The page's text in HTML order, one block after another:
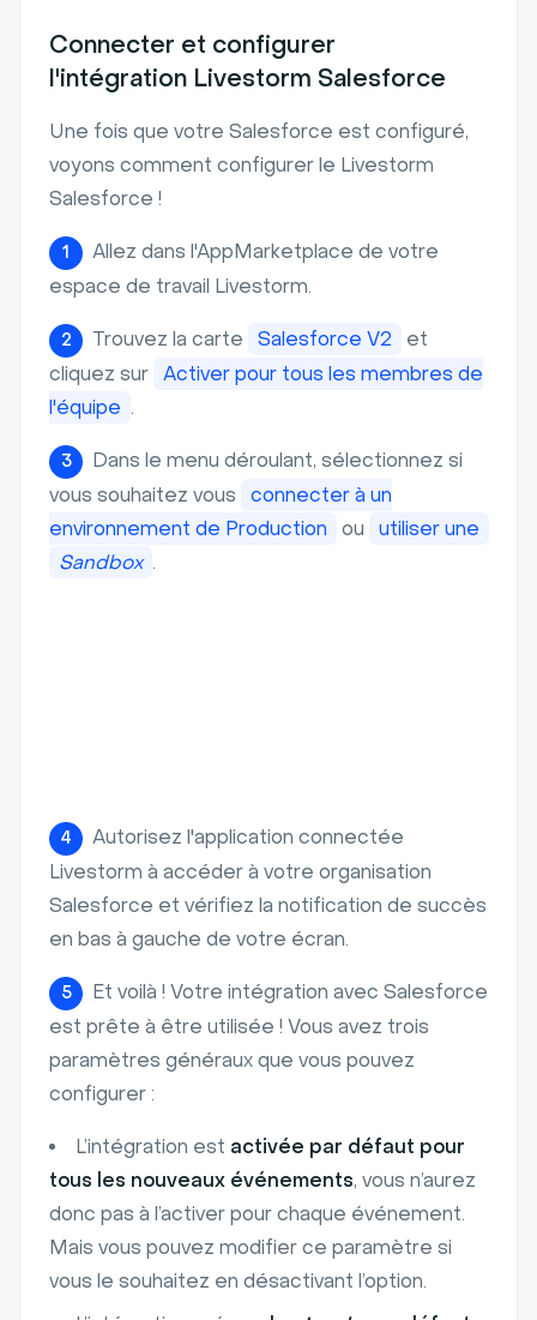
Connecter et configurer
l'intégration Livestorm Salesforce
Une fois que votre Salesforce est configuré,
voyons comment configurer le Livestorm
Salesforce !
1
Allez dans l'AppMarketplace de votre
espace de travail Livestorm.
2 Trouvez la carte Salesforce V2
et
cliquez sur
Activer pour tous les membres de
l'équipe .
3
Dans le menu déroulant, sélectionnez si
vous souhaitez vous
connecter à un
environnement de Production
ou
utiliser une
Sandbox .
4
Autorisez l'application connectée
Livestorm à accéder à votre organisation
Salesforce et vérifiez la notification de succès
en bas à gauche de votre écran.
5
Et voilà ! Votre intégration avec Salesforce
est prête à être utilisée ! Vous avez trois
paramètres généraux que vous pouvez
configurer :
L’intégration est activée par défaut pour
tous les nouveaux événements, vous n’aurez
donc pas à l’activer pour chaque événement.
Mais vous pouvez modifier ce paramètre si
vous le souhaitez en désactivant l’option.